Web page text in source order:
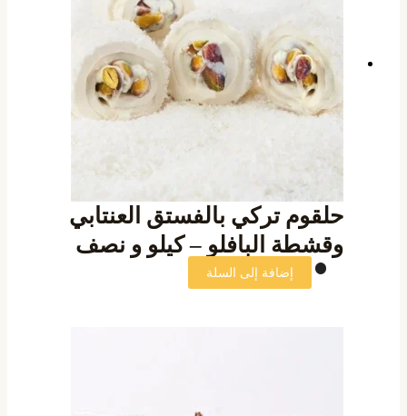
حلقوم تركي بالفستق العنتابي
وقشطة البافلو – كيلو و نصف
إضافة إلى السلة